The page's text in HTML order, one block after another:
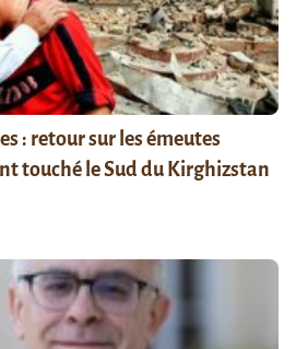
: retour sur les émeutes
touché le Sud du Kirghizstan